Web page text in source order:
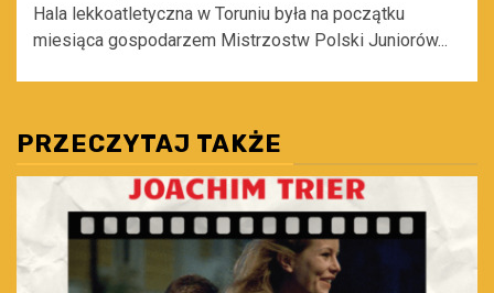
Hala lekkoatletyczna w Toruniu była na początku
miesiąca gospodarzem Mistrzostw Polski Juniorów...
PRZECZYTAJ TAKŻE